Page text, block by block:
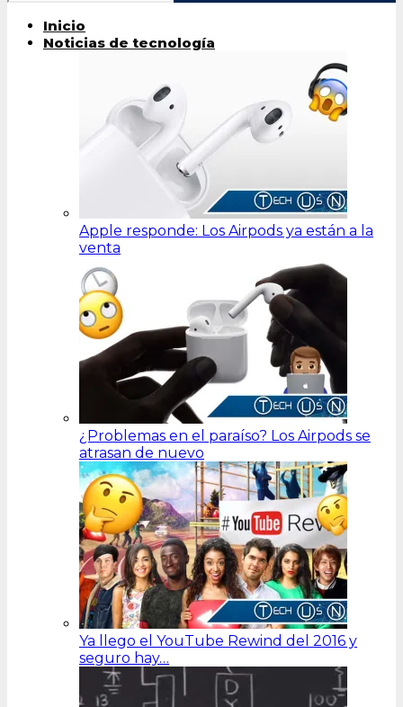
Inicio
Noticias de tecnología
Apple responde: Los Airpods ya están a la
venta
¿Problemas en el paraíso? Los Airpods se
atrasan de nuevo
Ya llego el YouTube Rewind del 2016 y
seguro hay…